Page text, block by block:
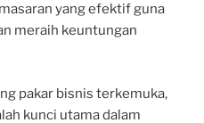
yang efektif guna
meraih keuntungan
pakar bisnis terkemuka,
kunci utama dalam